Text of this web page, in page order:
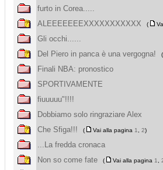
furto in Corea.....
ALEEEEEEEXXXXXXXXXXX
(
Gli occhi......
Del Piero in panca è una vergogna!
(
Finali NBA: pronostico
SPORTIVAMENTE
fiuuuuu"!!!!
Dobbiamo solo ringraziare Alex
Che Sfiga!!!
( Vai alla pagina 1 2)
...La fredda cronaca
Non so come fate
( Vai alla pagina 1